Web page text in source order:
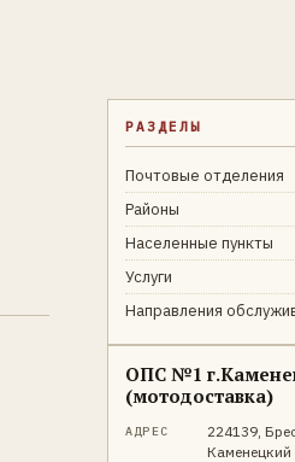
РАЗДЕЛЫ
Почтовые отделения
Районы
Населенные пункты
Услуги
Направления
ОПС №1
(мотодоставка)
АДРЕС
224139,
Каменецкий